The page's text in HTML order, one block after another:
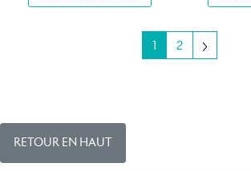
1 2 Suivant
RETOUR EN HAUT